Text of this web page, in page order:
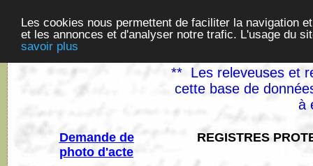
Les cookies nous permettent de faciliter la navigation
et les annonces et d'analyser notre trafic. L'usage du
savoir plus
** Les releveuses et
cette base de
à
Demande de
photo d'acte
REGISTRES